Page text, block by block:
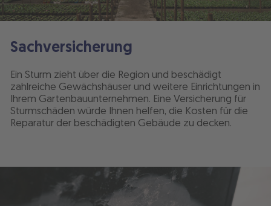
Sachversicherung
Ein Sturm zieht über die Region und beschädigt
zahlreiche Gewächshäuser und weitere Einrichtungen in
Ihrem Gartenbauunternehmen. Eine Versicherung für
Sturmschäden würde Ihnen helfen, die Kosten für die
Reparatur der beschädigten Gebäude zu decken.